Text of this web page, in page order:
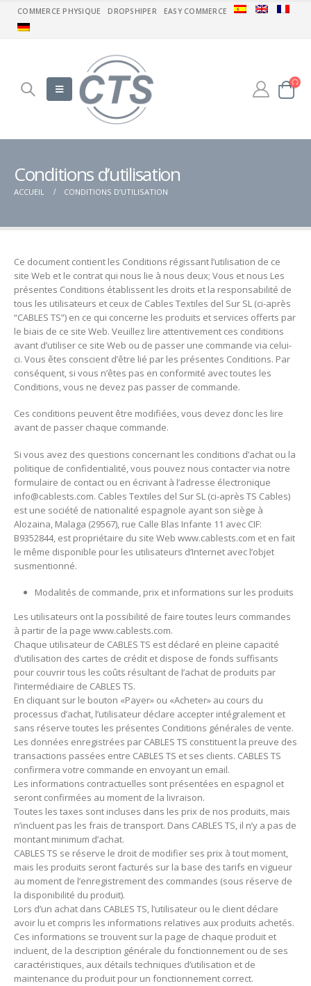
COMMERCE PHYSIQUE DROPSHIPER EASY COMMERCE
Conditions d’utilisation
ACCUEIL CONDITIONS D’UTILISATION
Ce document contient les Conditions régissant l’utilisation de ce
site Web et le contrat qui nous lie à nous deux; Vous et nous Les
présentes Conditions établissent les droits et la responsabilité de
tous les utilisateurs et ceux de Cables Textiles del Sur SL (ci-après
“CABLES TS”) en ce qui concerne les produits et services offerts par
le biais de ce site Web. Veuillez lire attentivement ces conditions
avant d’utiliser ce site Web ou de passer une commande via celui-
ci. Vous êtes conscient d’être lié par les présentes Conditions. Par
conséquent, si vous n’êtes pas en conformité avec toutes les
Conditions, vous ne devez pas passer de commande.
Ces conditions peuvent être modifiées, vous devez donc les lire
avant de passer chaque commande.
Si vous avez des questions concernant les conditions d’achat ou la
politique de confidentialité, vous pouvez nous contacter via notre
formulaire de contact ou en écrivant à l’adresse électronique
info@cablests.com. Cables Textiles del Sur SL (ci-après TS Cables)
est une société de nationalité espagnole ayant son siège à
Alozaina, Malaga (29567), rue Calle Blas Infante 11 avec CIF:
B9352844, est propriétaire du site Web www.cablests.com et en fait
le même disponible pour les utilisateurs d’Internet avec l’objet
susmentionné.
Modalités de commande, prix et informations sur les produits
Les utilisateurs ont la possibilité de faire toutes leurs commandes
à partir de la page www.cablests.com.
Chaque utilisateur de CABLES TS est déclaré en pleine capacité
d’utilisation des cartes de crédit et dispose de fonds suffisants
pour couvrir tous les coûts résultant de l’achat de produits par
l’intermédiaire de CABLES TS.
En cliquant sur le bouton «Payer» ou «Acheter» au cours du
processus d’achat, l’utilisateur déclare accepter intégralement et
sans réserve toutes les présentes Conditions générales de vente.
Les données enregistrées par CABLES TS constituent la preuve des
transactions passées entre CABLES TS et ses clients. CABLES TS
confirmera votre commande en envoyant un email.
Les informations contractuelles sont présentées en espagnol et
seront confirmées au moment de la livraison.
Toutes les taxes sont incluses dans les prix de nos produits, mais
n’incluent pas les frais de transport. Dans CABLES TS, il n’y a pas de
montant minimum d’achat.
CABLES TS se réserve le droit de modifier ses prix à tout moment,
mais les produits seront facturés sur la base des tarifs en vigueur
au moment de l’enregistrement des commandes (sous réserve de
la disponibilité du produit).
Lors d’un achat dans CABLES TS, l’utilisateur ou le client déclare
avoir lu et compris les informations relatives aux produits achetés.
Ces informations se trouvent sur la page de chaque produit et
incluent, de la description générale du fonctionnement ou de ses
caractéristiques, aux détails techniques d’utilisation et de
maintenance du produit pour un fonctionnement correct.